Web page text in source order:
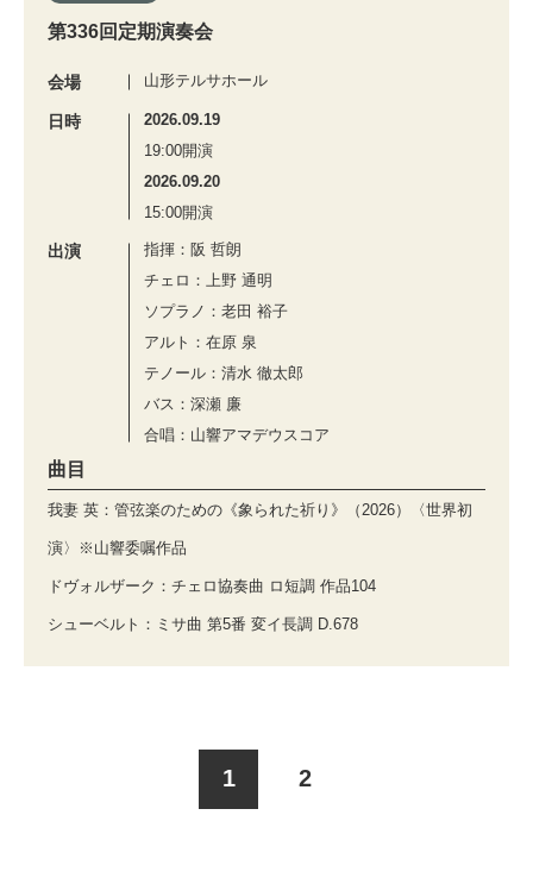
第336回定期演奏会
会場 山形テルサホール
日時
2026.09.19
19:00開演
2026.09.20
15:00開演
出演
指揮：阪 哲朗
チェロ：上野 通明
ソプラノ：老田 裕子
アルト：在原 泉
テノール：清水 徹太郎
バス：深瀬 廉
合唱：山響アマデウスコア
曲目
我妻 英：管弦楽のための《象られた祈り》（2026）〈世界初
演〉※山響委嘱作品
ドヴォルザーク：チェロ協奏曲 ロ短調 作品104
シューベルト：ミサ曲 第5番 変イ長調 D.678
1 2